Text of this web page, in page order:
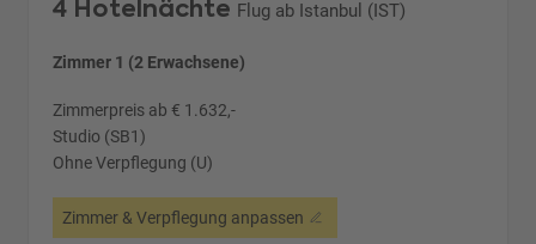
4 Hotelnächte Flug ab Istanbul (IST)
Zimmer 1 (2 Erwachsene)
Zimmerpreis ab € 1.632,-
Studio (SB1)
Ohne Verpflegung (U)
Zimmer & Verpflegung anpassen